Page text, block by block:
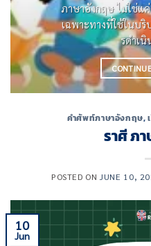
ภาษาอังกฤษ ไม่ใช่แ
เฉพาะทางที่ใช้ในบริ
รดําเนิ
คำศัพท์ภาษาอังกฤษ,
ราศี ภ
POSTED ON JUNE 10,
10
Jun